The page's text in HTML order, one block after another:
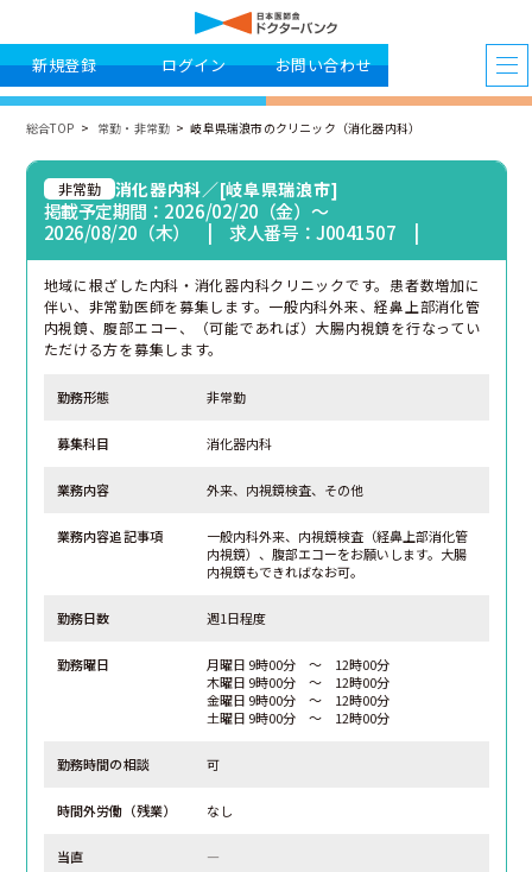
新規登録 ログイン お問い合わせ
総合TOP 常勤・非常勤 岐阜県瑞浪市のクリニック（消化器内科）
非常勤 消化器内科／[岐阜県瑞浪市]
掲載予定期間：2026/02/20（金）〜
2026/08/20（木） | 求人番号：J0041507 |
地域に根ざした内科・消化器内科クリニックです。患者数増加に
伴い、非常勤医師を募集します。一般内科外来、経鼻上部消化管
内視鏡、腹部エコー、（可能であれば）大腸内視鏡を行なってい
ただける方を募集します。
勤務形態 非常勤
募集科目 消化器内科
業務内容 外来、内視鏡検査、その他
業務内容追記事項
一般内科外来、内視鏡検査（経鼻上部消化管
内視鏡）、腹部エコーをお願いします。大腸
内視鏡もできればなお可。
勤務日数 週1日程度
勤務曜日
月曜日 9時00分 ～ 12時00分
木曜日 9時00分 ～ 12時00分
金曜日 9時00分 ～ 12時00分
土曜日 9時00分 ～ 12時00分
勤務時間の相談 可
時間外労働（残業） なし
当直 ―